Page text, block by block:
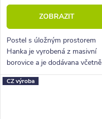
ZOBRAZIT
Postel s úložným prostorem
Hanka je vyrobená z masivní
borovice a je dodávana včetně
kvalitních lamelových roštů s
nosností až 130 kg.
CZ výroba